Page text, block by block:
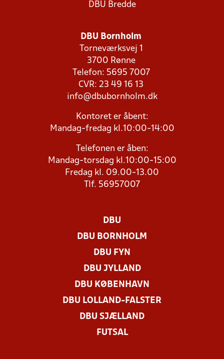
DBU Bredde
DBU Bornholm
Torneværksvej 1
3700 Rønne
Telefon: 5695 7007
CVR: 23 49 16 13
info@dbubornholm.dk
Kontoret er åbent:
Mandag-fredag kl.10:00-14:00
Telefonen er åben:
Mandag-torsdag kl.10:00-15:00
Fredag kl. 09.00-13.00
Tlf. 56957007
DBU
DBU BORNHOLM
DBU FYN
DBU JYLLAND
DBU KØBENHAVN
DBU LOLLAND-FALSTER
DBU SJÆLLAND
FUTSAL